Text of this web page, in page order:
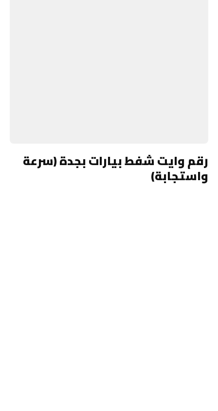
رقم وايت شفط بيارات بجدة (سرعة
واستجابة)